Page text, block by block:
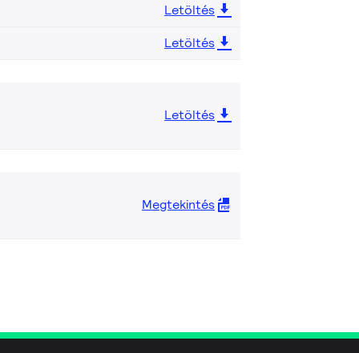
Letöltés
Letöltés
Letöltés
Megtekintés